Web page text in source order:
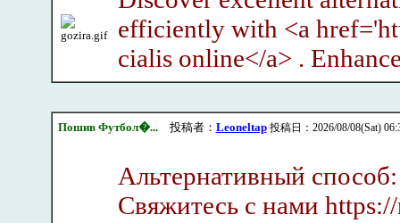
efficiently with <a
cialis online</a> .
Пошив Футбол�...投稿者： Leoneltap 投稿日：2026/08/08(Sat)
Альтернативный способ:
Свяжитесь с нами